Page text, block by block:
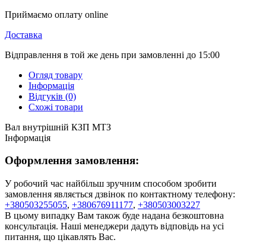
Приймаємо оплату online
Доставка
Відправлення в той же день при замовленні до 15:00
Огляд товару
Інформація
Відгуків (0)
Схожі товари
Вал внутрішній КЗП МТЗ
Інформація
Оформлення замовлення:
У робочий час найбільш зручним способом зробити
замовлення являється дзвінок по контактному телефону:
+380503255055, +380676911177, +380503003227
В цьому випадку Вам також буде надана безкоштовна
консультація. Наші менеджери дадуть відповідь на усі
питання, що цікавлять Вас.